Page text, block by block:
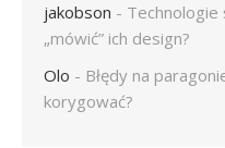
jakobson -
„mówić” ich design?
Olo - Błędy na
korygować?